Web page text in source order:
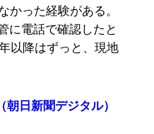
かった経験がある。
に電話で確認したと
以降はずっと、現地
日新聞デジタル）